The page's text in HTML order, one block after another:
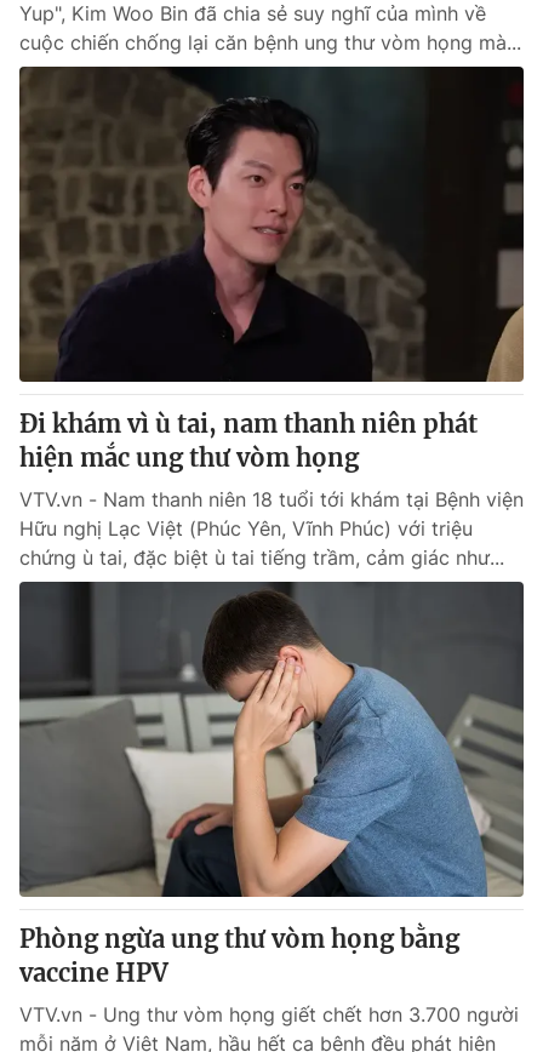
Photo Infographic
Video Shorts video
VTV Money VTV Thể thao
VTV Sức khoẻ Bất động sản
Thị trường 24h Tấm lòng Việt
VTV4 Vươn mình bằng AI
VTV9 VTV8
Liên hệ tòa soạn English
Theo dõi báo trên
Cơ quan chủ quản:
Đài Truyền hình Việt Nam
Cơ quan báo chí:
Thời báo VTV
Giấy phép hoạt động báo in và báo điện tử số 483/GP-BTTTT
cấp ngày 29/12/2023
Tổng Biên tập:Vũ Thanh Thủy
Phó Tổng Biên tập:Nguyễn Thị Mỹ Hạnh, Phạm Quốc Thắng,
Nguyễn Trọng Ninh
024.38 355 931 - 024.38 355 932
Ðiện thoại Thời báo VTV: 024.66 897 897
Yup", Kim Woo Bin đã chia sẻ suy nghĩ của mình về
cuộc chiến chống lại căn bệnh ung thư vòm họng mà...
Đi khám vì ù tai, nam thanh niên phát
hiện mắc ung thư vòm họng
VTV.vn - Nam thanh niên 18 tuổi tới khám tại Bệnh viện
Hữu nghị Lạc Việt (Phúc Yên, Vĩnh Phúc) với triệu
chứng ù tai, đặc biệt ù tai tiếng trầm, cảm giác như...
Phòng ngừa ung thư vòm họng bằng
vaccine HPV
VTV.vn - Ung thư vòm họng giết chết hơn 3.700 người
mỗi năm ở Việt Nam, hầu hết ca bệnh đều phát hiện